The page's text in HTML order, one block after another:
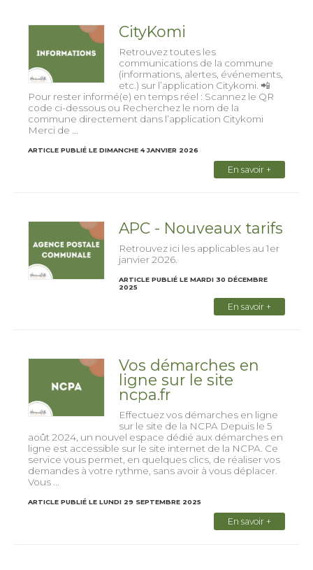
CityKomi
Retrouvez toutes les
communications de la commune
(informations, alertes, événements,
etc.) sur l’application Citykomi. 📲
Pour rester informé(e) en temps réel : Scannez le QR
code ci-dessous ou Recherchez le nom de la
commune directement dans l’application Citykomi
Merci de ...
ARTICLE PUBLIÉ LE DIMANCHE 4 JANVIER 2026
En savoir +
APC - Nouveaux tarifs
Retrouvez ici les applicables au 1er
janvier 2026.
ARTICLE PUBLIÉ LE MARDI 30 DÉCEMBRE
2025
En savoir +
Vos démarches en
ligne sur le site
ncpa.fr
Effectuez vos démarches en ligne
sur le site de la NCPA Depuis le 5
août 2024, un nouvel espace dédié aux démarches en
ligne est accessible sur le site internet de la NCPA. Ce
service vous permet, en quelques clics, de réaliser vos
demandes à votre rythme, sans avoir à vous déplacer.
Vous ...
ARTICLE PUBLIÉ LE LUNDI 29 SEPTEMBRE 2025
En savoir +